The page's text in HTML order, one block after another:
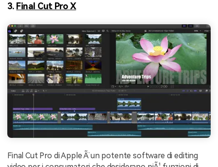
3. Final Cut Pro X
Final Cut Pro di Apple Ã¨ un potente software di editing